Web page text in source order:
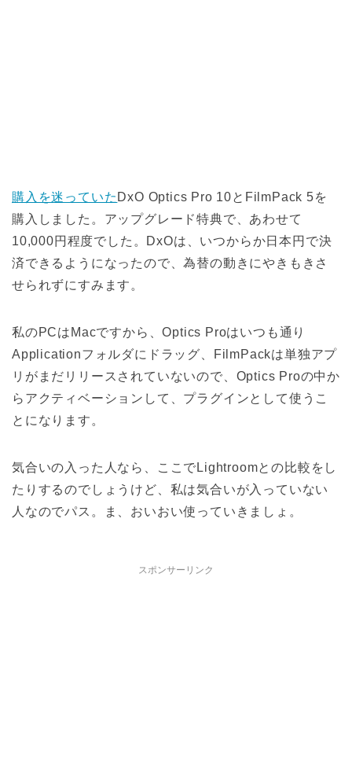
購入を迷っていた DxO Optics Pro 10とFilmPack 5を
購入しました。アップグレード特典で、あわせて
10,000円程度でした。DxOは、いつからか日本円で決
済できるようになったので、為替の動きにやきもきさ
せられずにすみます。
私のPCはMacですから、Optics Proはいつも通り
Applicationフォルダにドラッグ、FilmPackは単独アプ
リがまだリリースされていないので、Optics Proの中か
らアクティベーションして、プラグインとして使うこ
とになります。
気合いの入った人なら、ここでLightroomとの比較をし
たりするのでしょうけど、私は気合いが入っていない
人なのでパス。ま、おいおい使っていきましょ。
スポンサーリンク